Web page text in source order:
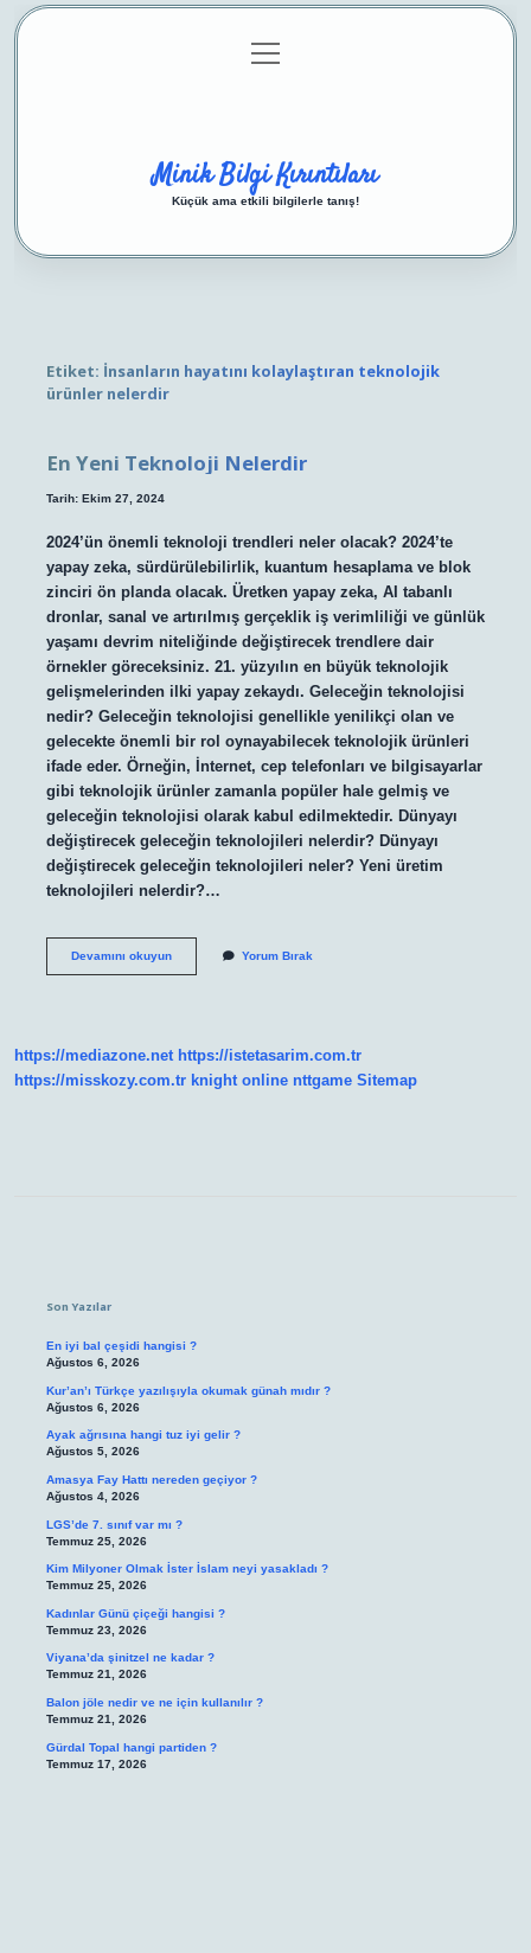
Gizlilik Politikası
menüyü
aç
Minik Bilgi Kırıntıları
Küçük ama etkili bilgilerle tanış!
Etiket: İnsanların hayatını kolaylaştıran teknolojik
ürünler nelerdir
En Yeni Teknoloji Nelerdir
Tarih: Ekim 27, 2024
2024’ün önemli teknoloji trendleri neler olacak? 2024’te
yapay zeka, sürdürülebilirlik, kuantum hesaplama ve blok
zinciri ön planda olacak. Üretken yapay zeka, AI tabanlı
dronlar, sanal ve artırılmış gerçeklik iş verimliliği ve günlük
yaşamı devrim niteliğinde değiştirecek trendlere dair
örnekler göreceksiniz. 21. yüzyılın en büyük teknolojik
gelişmelerinden ilki yapay zekaydı. Geleceğin teknolojisi
nedir? Geleceğin teknolojisi genellikle yenilikçi olan ve
gelecekte önemli bir rol oynayabilecek teknolojik ürünleri
ifade eder. Örneğin, İnternet, cep telefonları ve bilgisayarlar
gibi teknolojik ürünler zamanla popüler hale gelmiş ve
geleceğin teknolojisi olarak kabul edilmektedir. Dünyayı
değiştirecek geleceğin teknolojileri nelerdir? Dünyayı
değiştirecek geleceğin teknolojileri neler? Yeni üretim
teknolojileri nelerdir?…
Devamını okuyunEn
Yorum Bırak
https://mediazone.net https://istetasarim.com.tr
https://misskozy.com.tr knight online nttgame Sitemap
Son Yazılar
En iyi bal çeşidi hangisi ?
Ağustos 6, 2026
Kur’an’ı Türkçe yazılışıyla okumak günah mıdır ?
Ağustos 6, 2026
Ayak ağrısına hangi tuz iyi gelir ?
Ağustos 5, 2026
Amasya Fay Hattı nereden geçiyor ?
Ağustos 4, 2026
LGS’de 7. sınıf var mı ?
Temmuz 25, 2026
Kim Milyoner Olmak İster İslam neyi yasakladı ?
Temmuz 25, 2026
Kadınlar Günü çiçeği hangisi ?
Temmuz 23, 2026
Viyana’da şinitzel ne kadar ?
Temmuz 21, 2026
Balon jöle nedir ve ne için kullanılır ?
Temmuz 21, 2026
Gürdal Topal hangi partiden ?
Temmuz 17, 2026